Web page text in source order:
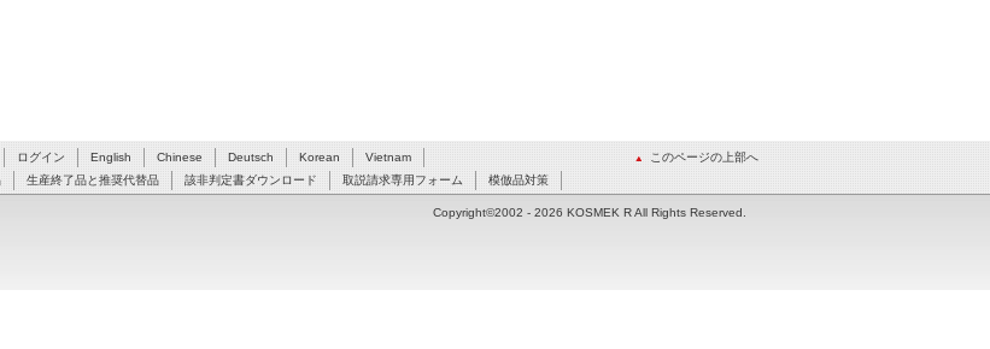
このページの上部へ
ログイン English Chinese Deutsch Korean
Vietnam
生産終了品と推奨代替品 該非判定書ダウンロード 取説請求専用フォーム 模倣品対策
Copyright©2002 - 2026 KOSMEK R All Rights Reserved.